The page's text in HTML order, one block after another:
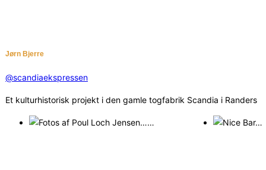
Jørn Bjerre
@scandiaekspressen
Et kulturhistorisk projekt i den gamle togfabrik Scandia i Randers